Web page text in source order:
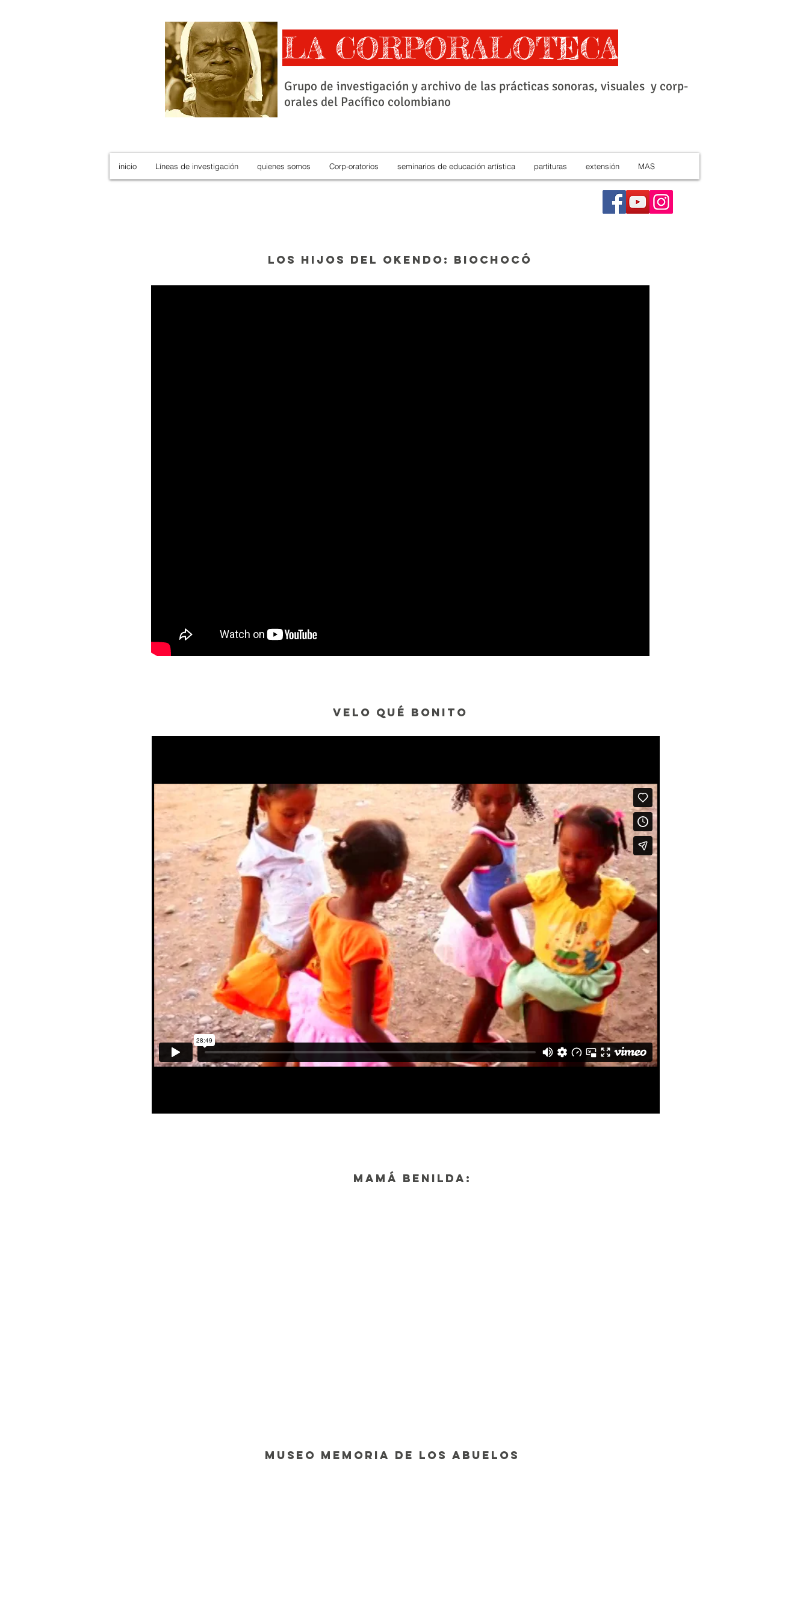
LA CORPORALOTECA
Grupo de investigación y archivo de las prácticas sonoras, visuales y corp-
orales del Pacífico colombiano
inicio Líneas de investigación quienes somos Corp-oratorios seminarios de educación artística partituras extensión MAS
los hijos del okendo: biochocó
velo qué bonito
mamá benilda:
museo memoria de los abuelos